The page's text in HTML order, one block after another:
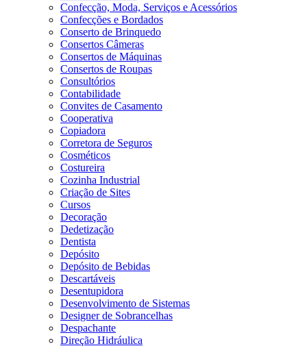
Confecção, Moda, Serviços e Acessórios
Confecções e Bordados
Conserto de Brinquedo
Consertos Câmeras
Consertos de Máquinas
Consertos de Roupas
Consultórios
Contabilidade
Convites de Casamento
Cooperativa
Copiadora
Corretora de Seguros
Cosméticos
Costureira
Cozinha Industrial
Criação de Sites
Cursos
Decoração
Dedetização
Dentista
Depósito
Depósito de Bebidas
Descartáveis
Desentupidora
Desenvolvimento de Sistemas
Designer de Sobrancelhas
Despachante
Direção Hidráulica